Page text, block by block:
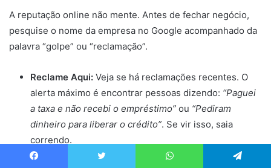
A reputação online não mente. Antes de fechar negócio,
pesquise o nome da empresa no Google acompanhado da
palavra “golpe” ou “reclamação”.
Reclame Aqui: Veja se há reclamações recentes. O
alerta máximo é encontrar pessoas dizendo: “Paguei
a taxa e não recebi o empréstimo” ou “Pediram
dinheiro para liberar o crédito”. Se vir isso, saia
correndo.
Consumidor.gov:É uma plataforma monitorada pelo